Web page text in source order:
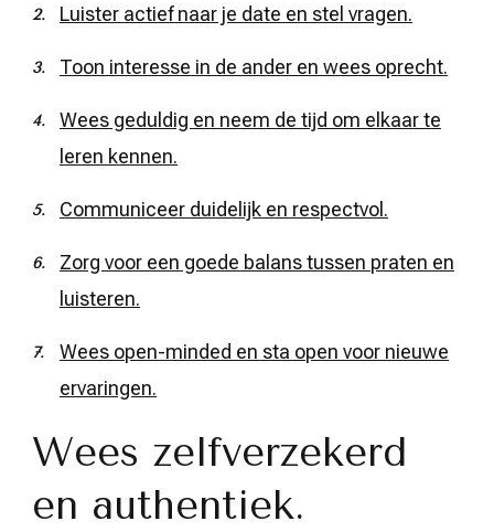
Luister actief naar je date en stel vragen.
Toon interesse in de ander en wees oprecht.
Wees geduldig en neem de tijd om elkaar te
leren kennen.
Communiceer duidelijk en respectvol.
Zorg voor een goede balans tussen praten en
luisteren.
Wees open-minded en sta open voor nieuwe
ervaringen.
Wees zelfverzekerd
en authentiek.